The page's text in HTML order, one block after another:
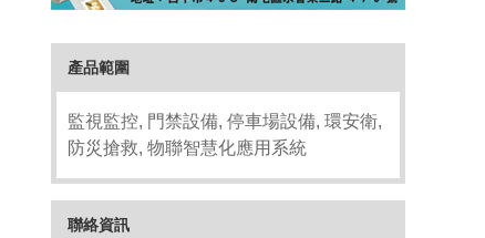
產品範圍
監視監控, 門禁設備, 停車場設備, 環安衛,
防災搶救, 物聯智慧化應用系統
聯絡資訊